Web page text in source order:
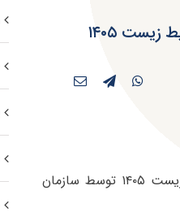
۱۴۰۵
سوالات و پاسخنامه کلیدی کنکور کارشناسی ارشد علوم و مهندسی محیط زیست ۱۴۰۵ توسط سازمان